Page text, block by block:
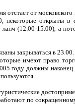
отстает от
некоторые открыты в
ланч (12.00-15.00), а
закрываться в
имеют право
году должны
по